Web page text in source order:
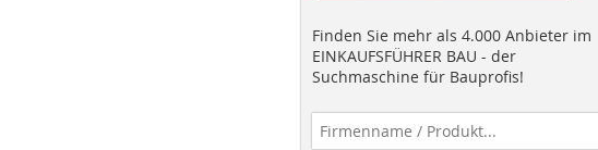
Finden Sie mehr als 4.000 Anbieter im
EINKAUFSFÜHRER BAU - der
Suchmaschine für Bauprofis!